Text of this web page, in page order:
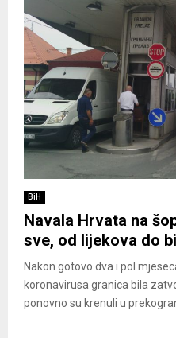
BiH
Navala Hrvata na
sve, od lijekova do
Nakon gotovo dva i pol
koronavirusa granica bila
ponovno su krenuli u